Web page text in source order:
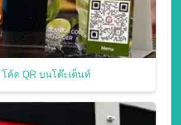
โค้ด QR บนโต๊ะเต็นท์